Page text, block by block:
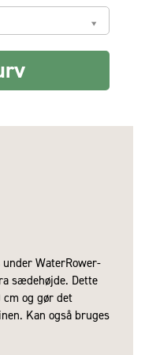
WaterRower-
sædehøjde. Dette
og gør det
Kan også bruges
20 cm